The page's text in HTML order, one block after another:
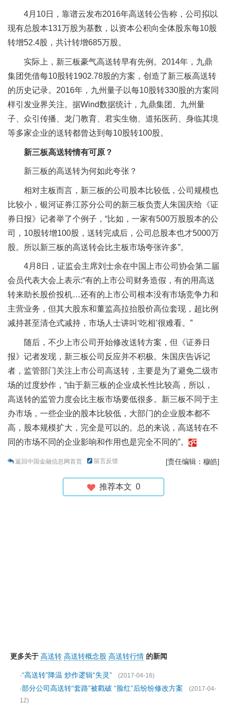
4月10日，靠谱云发布2016年高送转公告称，公司拟以
现有总股本131万股为基数，以资本公积向全体股东每10股
转增52.4股，共计转增685万股。
实际上，新三板豪气高送转早有先例。2014年，九鼎
集团凭借每10股转1902.78股的方案，创造了新三板高送转
的历史记录。2016年，九州量子以每10股转330股的方案同
样引发业界关注。据Wind数据统计，九鼎集团、九州量
子、众引传播、龙门教育、君实生物、道拓医药、身临其境
等多家企业的送转都曾达到每10股转100股。
新三板高送转情有可原？
新三板的高送转为何如此夸张？
相对主板而言，新三板的公司股本比较低，公司规模也
比较小，银河证券江苏分公司的新三板负责人朱国庆给《证
券日报》记者举了个例子，“比如，一家有500万股股本的公
司，10股转增100股，送转完成后，公司总股本也才5000万
股。所以新三板的高送转会比主板市场夸张许多”。
4月8日，证监会主席刘士余在中国上市公司协会第二届
会员代表大会上表示:“有的上市公司财务造假，有的用高送
转来助长股价投机…还有的上市公司根本没有市场竞争力和
主营业务，但其大股东和董监高拉抬股价高位套现，超比例
减持甚至清仓式减持，市场人士讲叫‘吃相’很难看。”
随后，不少上市公司开始修改送转方案，但《证券日
报》记者发现，新三板公司反应并不积极。朱国庆告诉记
者，监管部门关注上市公司高送转，主要是为了避免二级市
场的过度炒作，“由于新三板的企业成长性比较高，所以，
高送转的监管力度会比主板市场要低很多。新三板不同于主
办市场，一些企业的股本比较低，大部门的企业股本都不
高，股本规模扩大，完全是可以的。总的来说，高送转在不
同的市场不同的企业影响和作用也是完全不同的”。
返回中国金融信息网首页 留言反馈 [责任编辑：穆皓]
推荐本文 0
更多关于 高送转 高送转概念股 高送转行情 的新闻
·“高送转”降温 炒作逻辑“失灵”
(2017-04-16)
·部分公司高送转“套路”被戳破 “脸红”后纷纷修改方案
(2017-04-
12)